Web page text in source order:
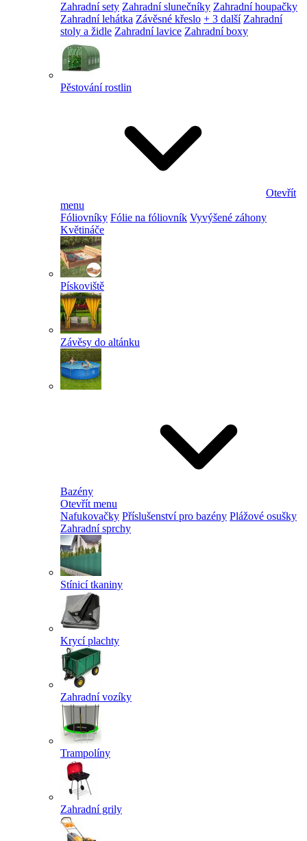
Zahradní sety Zahradní slunečníky Zahradní houpačky
Zahradní lehátka Závěsné křeslo + 3 další Zahradní
stoly a židle Zahradní lavice Zahradní boxy
Pěstování rostlin
Otevřít
menu
Fóliovníky Fólie na fóliovník Vyvýšené záhony
Květináče
Pískoviště
Závěsy do altánku
Bazény
Otevřít menu
Nafukovačky Příslušenství pro bazény Plážové osušky
Zahradní sprchy
Stínicí tkaniny
Krycí plachty
Zahradní vozíky
Trampolíny
Zahradní grily